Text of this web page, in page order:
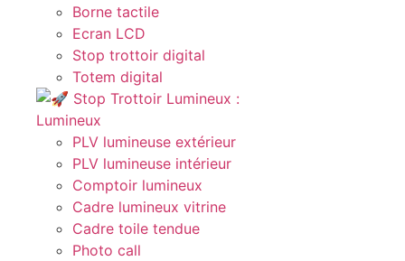
Borne tactile
Ecran LCD
Stop trottoir digital
Totem digital
Lumineux
PLV lumineuse extérieur
PLV lumineuse intérieur
Comptoir lumineux
Cadre lumineux vitrine
Cadre toile tendue
Photo call